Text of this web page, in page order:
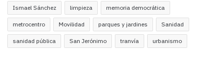
Ismael Sánchez limpieza memoria democrática
metrocentro Movilidad parques y jardines Sanidad
sanidad pública San Jerónimo tranvía urbanismo